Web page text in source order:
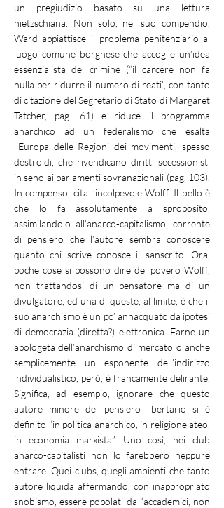
un pregiudizio basato su una lettura
nietzschiana. Non solo, nel suo compendio,
Ward appiattisce il problema penitenziario al
luogo comune borghese che accoglie un’idea
essenzialista del crimine (“il carcere non fa
nulla per ridurre il numero di reati”, con tanto
di citazione del Segretario di Stato di Margaret
Tatcher, pag. 61) e riduce il programma
anarchico ad un federalismo che esalta
l’Europa delle Regioni dei movimenti, spesso
destroidi, che rivendicano diritti secessionisti
in seno ai parlamenti sovranazionali (pag. 103).
In compenso, cita l’incolpevole Wolff. Il bello è
che lo fa assolutamente a sproposito,
assimilandolo all’anarco-capitalismo, corrente
di pensiero che l’autore sembra conoscere
quanto chi scrive conosce il sanscrito. Ora,
poche cose si possono dire del povero Wolff,
non trattandosi di un pensatore ma di un
divulgatore, ed una di queste, al limite, è che il
suo anarchismo è un po’ annacquato da ipotesi
di democrazia (diretta?) elettronica. Farne un
apologeta dell’anarchismo di mercato o anche
semplicemente un esponente dell’indirizzo
individualistico, però, è francamente delirante.
Significa, ad esempio, ignorare che questo
autore minore del pensiero libertario si è
definito “in politica anarchico, in religione ateo,
in economia marxista”. Uno così, nei club
anarco-capitalisti non lo farebbero neppure
entrare. Quei clubs, quegli ambienti che tanto
autore liquida affermando, con inappropriato
snobismo, essere popolati da “accademici, non